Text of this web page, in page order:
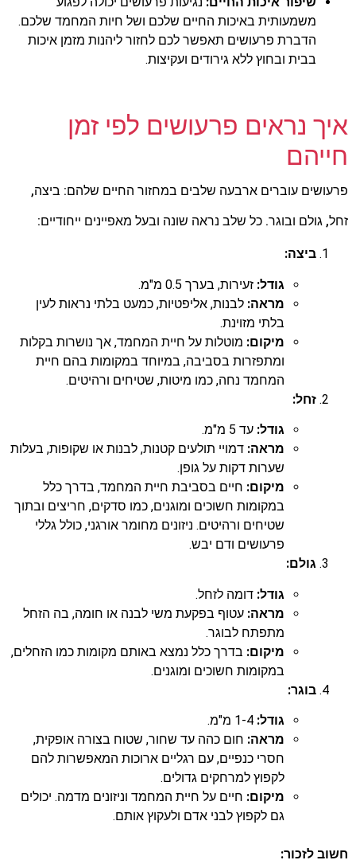
משמעותית באיכות החיים שלכם ושל חיות המחמד שלכם.
הדברת פרעושים תאפשר לכם לחזור ליהנות מזמן איכות
בבית ובחוץ ללא גירודים ועקיצות.
איך נראים פרעושים לפי זמן
חייהם
פרעושים עוברים ארבעה שלבים במחזור החיים שלהם: ביצה,
זחל, גולם ובוגר. כל שלב נראה שונה ובעל מאפיינים ייחודיים:
ביצה:
גודל: זעירות, בערך 0.5 מ"מ.
מראה: לבנות, אליפטיות, כמעט בלתי נראות לעין
בלתי מזוינת.
מיקום: מוטלות על חיית המחמד, אך נושרות בקלות
ומתפזרות בסביבה, במיוחד במקומות בהם חיית
המחמד נחה, כמו מיטות, שטיחים ורהיטים.
זחל:
גודל: עד 5 מ"מ.
מראה: דמויי תולעים קטנות, לבנות או שקופות, בעלות
שערות דקות על גופן.
מיקום: חיים בסביבת חיית המחמד, בדרך כלל
במקומות חשוכים ומוגנים, כמו סדקים, חריצים ובתוך
שטיחים ורהיטים. ניזונים מחומר אורגני, כולל גללי
פרעושים ודם יבש.
גולם:
גודל: דומה לזחל.
מראה: עטוף בפקעת משי לבנה או חומה, בה הזחל
מתפתח לבוגר.
מיקום: בדרך כלל נמצא באותם מקומות כמו הזחלים,
במקומות חשוכים ומוגנים.
בוגר:
גודל:
מראה: חום כהה עד שחור, שטוח בצורה אופקית,
חסרי כנפיים, עם רגליים ארוכות המאפשרות להם
לקפוץ למרחקים גדולים.
מיקום: חיים על חיית המחמד וניזונים מדמה. יכולים
גם לקפוץ לבני אדם ולעקוץ אותם.
חשוב לזכור: